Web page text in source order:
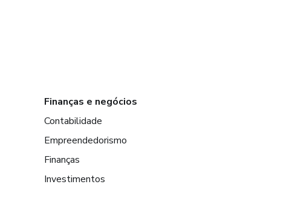
Finanças e negócios
Contabilidade
Empreendedorismo
Finanças
Investimentos